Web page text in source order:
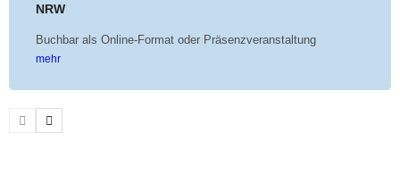
NRW
Buchbar als Online-Format oder Präsenzveranstaltung
mehr